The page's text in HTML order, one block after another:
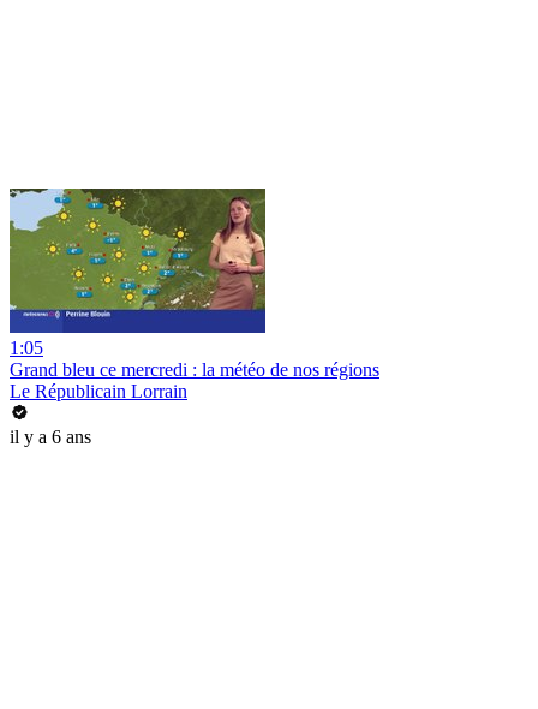
1:05
Grand bleu ce mercredi : la météo de nos régions
Le Républicain Lorrain
il y a 6 ans